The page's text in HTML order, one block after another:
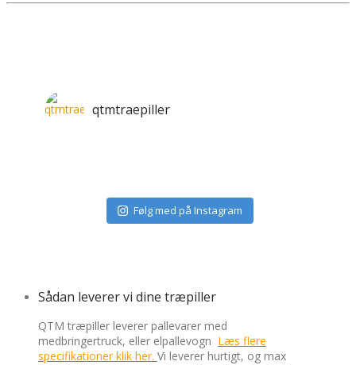
qtmtraepiller
Følg med på Instagram
Sådan leverer vi dine træpiller
QTM træpiller leverer pallevarer med
medbringertruck, eller elpallevogn Læs flere
specifikationer klik her. Vi leverer hurtigt, og max